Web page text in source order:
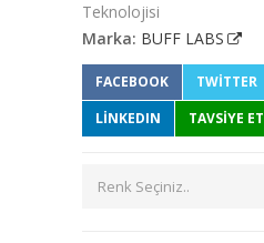
Teknolojisi
Marka: BUFF LABS
FACEBOOK TWITTER
LINKEDIN
TAVSİYE ET